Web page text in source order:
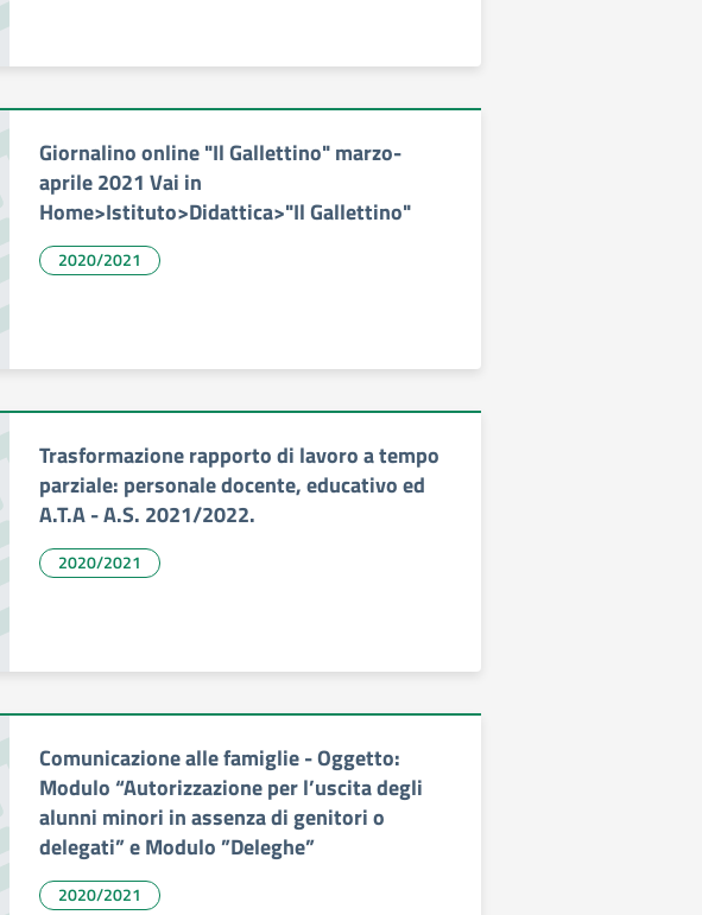
Giornalino online "Il Gallettino" marzo-
aprile 2021 Vai in
Home>Istituto>Didattica>"Il Gallettino"
2020/2021
Trasformazione rapporto di lavoro a tempo
parziale: personale docente, educativo ed
A.T.A - A.S. 2021/2022.
2020/2021
Comunicazione alle famiglie - Oggetto:
Modulo “Autorizzazione per l’uscita degli
alunni minori in assenza di genitori o
delegati” e Modulo ”Deleghe”
2020/2021